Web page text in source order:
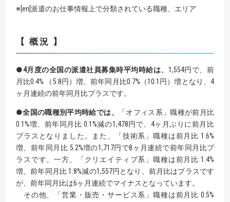
※[en]派遣のお仕事情報上で分類されている職種、エリア
【 概況 】
●4月度の全国の派遣社員募集時平均時給は、 1,554円で、前
月比0.4% （5.8円）増、前年同月比0.7%（10.1円）増となり、4
ヶ月連続の前年同月比プラスです。
●全国の職種別平均時給では、
「オフィス系」職種が前月比
0.1%増、前年同月比 0.1%減の1,478円で、4ヶ月ぶりに前月比
プラスとなりました。また、「技術系」職種は前月比 1.6%
増、前年同月比 5.2%増の1,717円で8ヶ月連続で前年同月比プ
ラスです。一方、「クリエイティブ系」職種は前月比 1.4%
増、前年同月比 1.8%減の1,557円となり、前月比はプラスです
が、前年同月比は6ヶ月連続でマイナスとなっています。
その他、「営業・販売・サービス系」職種は前月比 0.5%